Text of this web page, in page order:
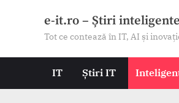
e-it.ro – Știri
Tot ce contează în IT, AI și
IT Știri IT